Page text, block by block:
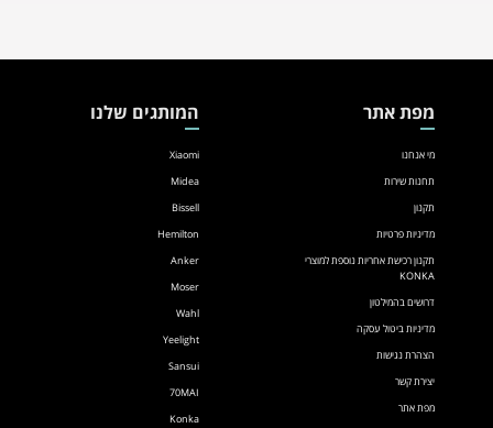
מפת אתר
מי אנחנו
תחנות שירות
תקנון
מדיניות פרטיות
תקנון רכישת אחריות נוספת למוצרי
KONKA
דרושים בהמילטון
מדיניות ביטול עסקה
הצהרת נגישות
יצירת קשר
מפת אתר
המותגים שלנו
Xiaomi
Midea
Bissell
Hemilton
Anker
Moser
Wahl
Yeelight
Sansui
70MAI
Konka